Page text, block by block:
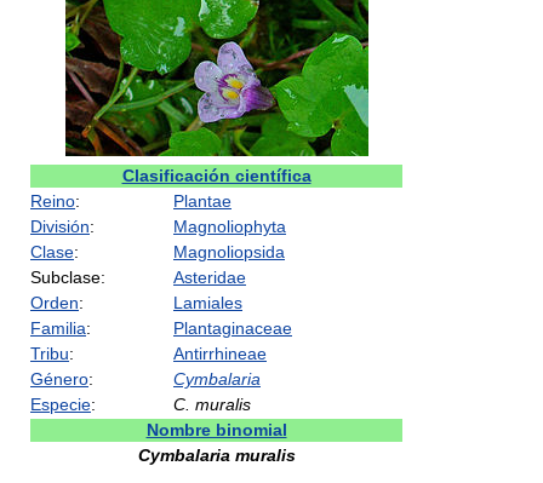
Clasificación científica
Reino:
Plantae
División:
Magnoliophyta
Clase:
Magnoliopsida
Subclase:
Asteridae
Orden:
Lamiales
Familia:
Plantaginaceae
Tribu:
Antirrhineae
Género:
Cymbalaria
Especie:
C. muralis
Nombre binomial
Cymbalaria muralis